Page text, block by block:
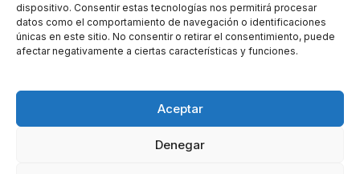
dispositivo. Consentir estas tecnologías nos permitirá procesar
datos como el comportamiento de navegación o identificaciones
únicas en este sitio. No consentir o retirar el consentimiento, puede
afectar negativamente a ciertas características y funciones.
Aceptar
Denegar
NOTICIAS RECIENTES
© Copyright - 2018-2026 masqueunhobby.com. - Todos los